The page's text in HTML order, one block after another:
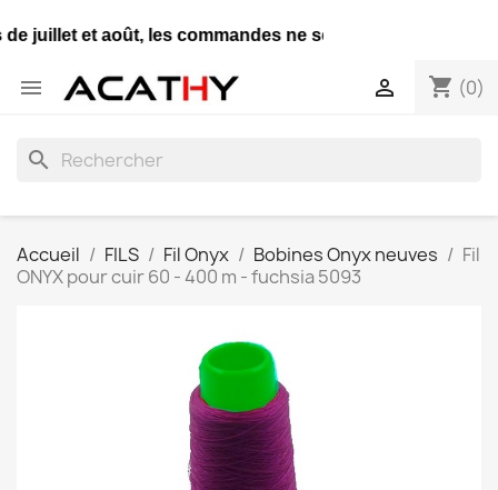
juillet et août, les commandes ne seront expédiées
 shopping_cart (0)

search
Accueil FILS Fil Onyx Bobines Onyx neuves
Fil
ONYX pour cuir 60 - 400 m - fuchsia 5093